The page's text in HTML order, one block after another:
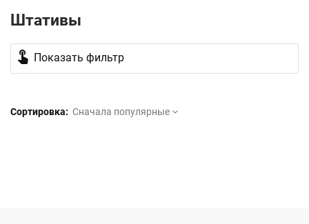
info@gpsnavi.by
Штативы
touch_app Показать фильтр
Сортировка: Сначала популярные